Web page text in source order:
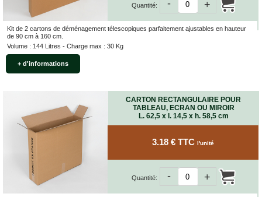
Kit de 2 cartons de déménagement télescopiques parfaitement ajustables en hauteur
de 90 cm à 160 cm.
Volume : 144 Litres - Charge max : 30 Kg
+ d'informations
Quantité: +
-
CARTON RECTANGULAIRE POUR
TABLEAU, ECRAN OU MIROIR
L. 62,5 x l. 14,5 x h. 58,5 cm
3.18 € TTC l'unité
Quantité: +
-